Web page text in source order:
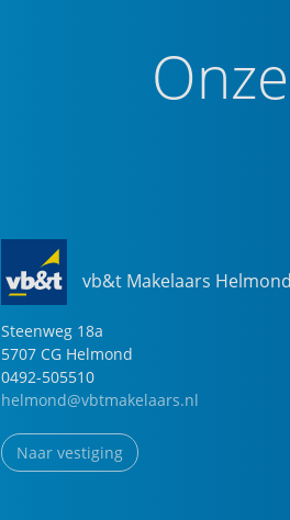
vb&t Makelaars Helmond
Steenweg 18a
5707 CG Helmond
0492-505510
helmond@vbtmakelaars.nl
Naar vestiging